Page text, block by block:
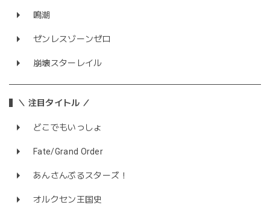
鳴潮
ゼンレスゾーンゼロ
崩壊スターレイル
＼ 注目タイトル ／
どこでもいっしょ
Fate/Grand Order
あんさんぶるスターズ！
オルクセン王国史